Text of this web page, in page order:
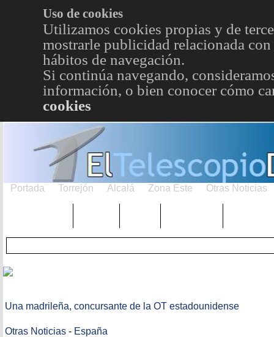
Uso de cookies
Utilizamos cookies propias y de
mostrarle publicidad relacionada
hábitos de navegación.
Si continúa navegando,
información, o bien conocer cómo
cookies
Portada Torrejón Alcalá Zona Este Otras Noticias
Una madrileña, concursante de la OT estadounidense
Otras Noticias - España